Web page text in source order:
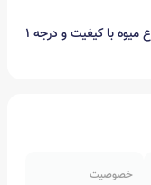
خصوصیت